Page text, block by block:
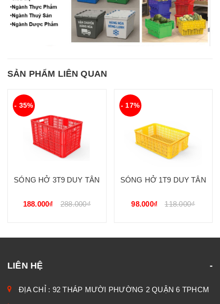
SẢN PHẨM LIÊN QUAN
- 35%
SÓNG HỞ 3T9 DUY TÂN
188.000₫ 288.000₫
- 17%
SÓNG HỞ 1T9 DUY TÂN
98.000₫ 118.000₫
LIÊN HỆ
ĐỊA CHỈ : 92 THÁP MƯỜI PHƯỜNG 2 QUẬN 6 TPHCM